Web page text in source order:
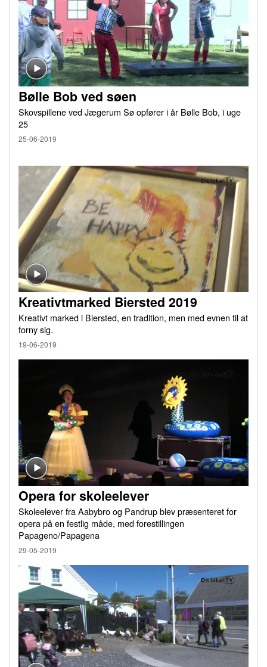
Bølle Bob ved søen
Skovspillene ved Jægerum Sø opfører i år Bølle Bob, i uge
25
25-06-2019
Kreativtmarked Biersted 2019
Kreativt marked i Biersted, en tradition, men med evnen til at
forny sig.
19-06-2019
Opera for skoleelever
Skoleelever fra Aabybro og Pandrup blev præsenteret for
opera på en festlig måde, med forestillingen
Papageno/Papagena
29-05-2019